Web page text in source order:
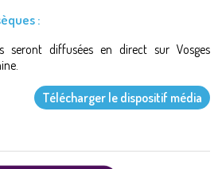
:
seront diffusées en direct sur Vosges
Télécharger le dispositif média